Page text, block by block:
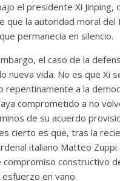
el presidente Xi Jinping,
que la autoridad moral del
permanecía en silencio.
el caso de la
nueva vida. No es que Xi
repentinamente a la
comprometido a no
de su acuerdo
cierto es que, tras la
italiano Matteo Zuppi
compromiso constructivo
en vano.